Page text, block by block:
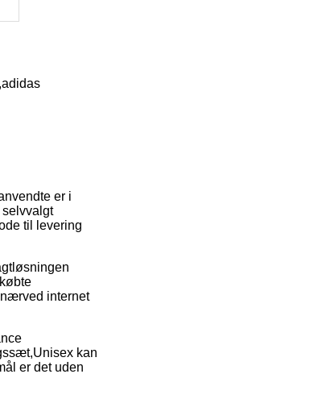
er i
selvvalgt
til levering
internet
kan
er det uden